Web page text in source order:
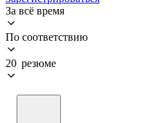
За всё время
По соответствию
20 резюме